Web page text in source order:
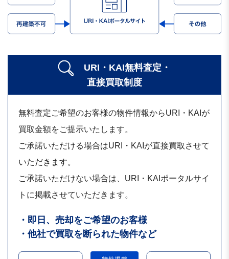
URI・KAI無料査定・
直接買取制度
無料査定ご希望のお客様の物件情報からURI・KAIが
買取金額をご提示いたします。
ご承諾いただける場合はURI・KAIが直接買取させて
いただきます。
ご承諾いただけない場合は、URI・KAIポータルサイ
トに掲載させていただきます。
・即日、売却をご希望のお客様
・他社で買取を断られた物件など